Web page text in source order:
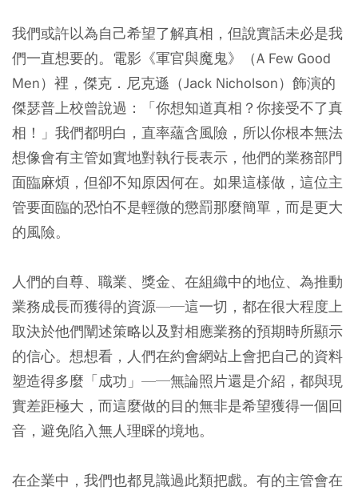
我們或許以為自己希望了解真相，但說實話未必是我
們一直想要的。電影《軍官與魔鬼》（A Few Good
Men）裡，傑克．尼克遜（Jack Nicholson）飾演的
傑瑟普上校曾說過：「你想知道真相？你接受不了真
相！」我們都明白，直率蘊含風險，所以你根本無法
想像會有主管如實地對執行長表示，他們的業務部門
面臨麻煩，但卻不知原因何在。如果這樣做，這位主
管要面臨的恐怕不是輕微的懲罰那麼簡單，而是更大
的風險。
人們的自尊、職業、獎金、在組織中的地位、為推動
業務成長而獲得的資源—─這一切，都在很大程度上
取決於他們闡述策略以及對相應業務的預期時所顯示
的信心。想想看，人們在約會網站上會把自己的資料
塑造得多麼「成功」—─無論照片還是介紹，都與現
實差距極大，而這麼做的目的無非是希望獲得一個回
音，避免陷入無人理睬的境地。
在企業中，我們也都見識過此類把戲。有的主管會在